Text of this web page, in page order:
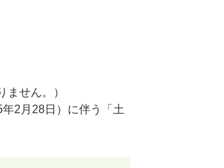
せん。）
2月28日）に伴う「土